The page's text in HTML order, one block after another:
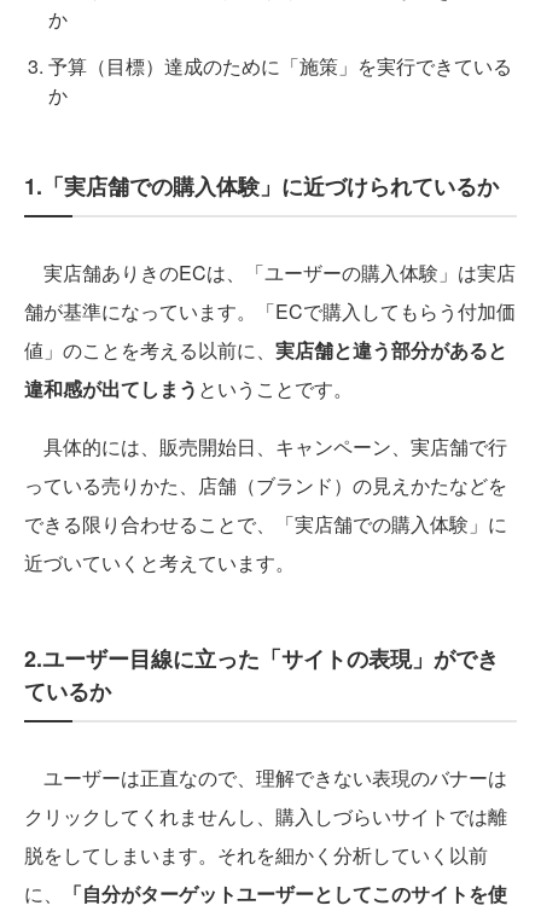
か
予算（目標）達成のために「施策」を実行できている
か
1.「実店舗での購入体験」に近づけられているか
実店舗ありきのECは、「ユーザーの購入体験」は実店
舗が基準になっています。「ECで購入してもらう付加価
値」のことを考える以前に、 実店舗と違う部分があると
違和感が出てしまう ということです。
具体的には、販売開始日、キャンペーン、実店舗で行
っている売りかた、店舗（ブランド）の見えかたなどを
できる限り合わせることで、「実店舗での購入体験」に
近づいていくと考えています。
2.ユーザー目線に立った「サイトの表現」ができ
ているか
ユーザーは正直なので、理解できない表現のバナーは
クリックしてくれませんし、購入しづらいサイトでは離
脱をしてしまいます。それを細かく分析していく以前
に、
「自分がターゲットユーザーとしてこのサイトを使